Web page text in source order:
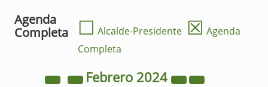
Agenda
Completa
☐ Alcalde-Presidente ☒ Agenda
Completa
Febrero 2024